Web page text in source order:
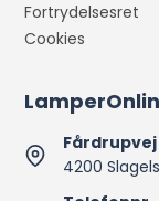
Fortrydelsesret
Cookies
Fårdrupvej
4200